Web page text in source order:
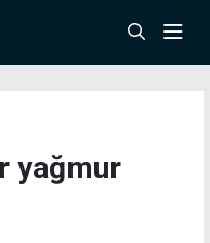
yağmur